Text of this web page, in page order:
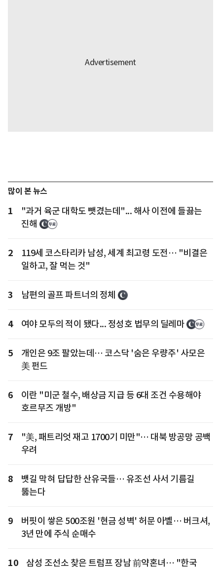
많이 본 뉴스
1
"과거 육군 대학도 뺏겼는데"... 해사 이전에 들끓는
진해
2
119세 코스타리카 남성, 세계 최고령 도전… "비결은
일하고, 잘 먹는 것"
3 남편의 골프 파트너의 정체
4 여야 모두의 적이 됐다... 정성호 법무의 딜레마
5
개인은 9조 팔았는데… 코스닥 '숨은 우량주' 사모은
美 펀드
6
이란 "미군 철수, 배상금 지급 등 6대 조건 수용해야
호르무즈 개방"
7
"美, 패트리엇 재고 1700기 미만"… 대북 방공망 공백
우려
8
뱃길 막혀 답답한 산유국들… 유조선 사서 기름길
뚫는다
9
버핏이 쌓은 500조원 '현금 성벽' 허문 아벨… 버크셔,
3년 만에 주식 순매수
10
삼성 조선소 찾은 트럼프 장남 前약혼녀… "한국